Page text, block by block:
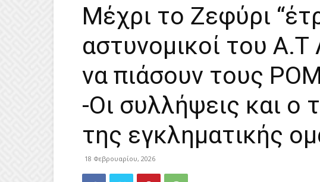
Μέχρι το Ζεφύρι
αστυνομικοί του Α.Τ
να πιάσουν τους
-Οι συλλήψεις και ο
της εγκληματικής
18 Φεβρουαρίου, 2026